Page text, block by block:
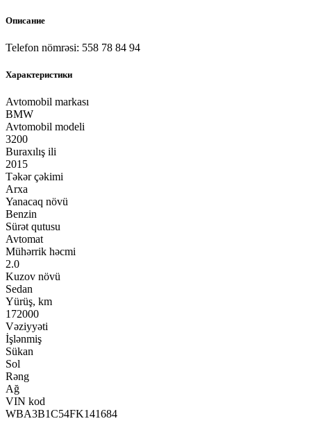
Описание
Telefon nömrəsi: 558 78 84 94
Характеристики
Avtomobil markası
BMW
Avtomobil modeli
3200
Buraxılış ili
2015
Təkər çəkimi
Arxa
Yanacaq növü
Benzin
Sürət qutusu
Avtomat
Mühərrik həcmi
2.0
Kuzov növü
Sedan
Yürüş, km
172000
Vəziyyəti
İşlənmiş
Sükan
Sol
Rəng
Ağ
VIN kod
WBA3B1C54FK141684